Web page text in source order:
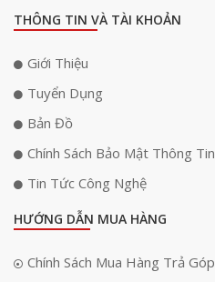
THÔNG TIN VÀ TÀI KHOẢN
Giới Thiệu
Tuyển Dụng
Bản Đồ
Chính Sách Bảo Mật Thông Tin
Tin Tức Công Nghệ
HƯỚNG DẪN MUA HÀNG
Chính Sách Mua Hàng Trả Góp